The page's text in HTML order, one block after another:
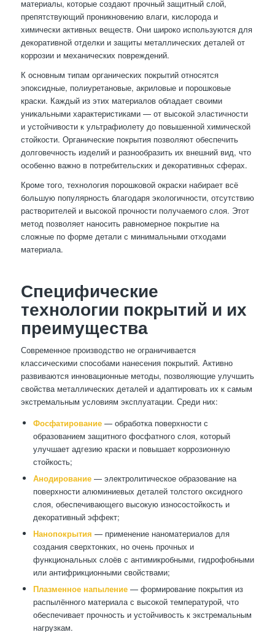
материалы, которые создают прочный защитный слой,
препятствующий проникновению влаги, кислорода и
химически активных веществ. Они широко используются для
декоративной отделки и защиты металлических деталей от
коррозии и механических повреждений.
К основным типам органических покрытий относятся
эпоксидные, полиуретановые, акриловые и порошковые
краски. Каждый из этих материалов обладает своими
уникальными характеристиками — от высокой эластичности
и устойчивости к ультрафиолету до повышенной химической
стойкости. Органические покрытия позволяют обеспечить
долговечность изделий и разнообразить их внешний вид, что
особенно важно в потребительских и декоративных сферах.
Кроме того, технология порошковой окраски набирает всё
большую популярность благодаря экологичности, отсутствию
растворителей и высокой прочности получаемого слоя. Этот
метод позволяет наносить равномерное покрытие на
сложные по форме детали с минимальными отходами
материала.
Специфические
технологии покрытий и их
преимущества
Современное производство не ограничивается
классическими способами нанесения покрытий. Активно
развиваются инновационные методы, позволяющие улучшить
свойства металлических деталей и адаптировать их к самым
экстремальным условиям эксплуатации. Среди них:
Фосфатирование— обработка поверхности с
образованием защитного фосфатного слоя, который
улучшает адгезию краски и повышает коррозионную
стойкость;
Анодирование— электролитическое образование на
поверхности алюминиевых деталей толстого оксидного
слоя, обеспечивающего высокую износостойкость и
декоративный эффект;
Нанопокрытия — применение наноматериалов для
создания сверхтонких, но очень прочных и
функциональных слоёв с антимикробными, гидрофобными
или антифрикционными свойствами;
Плазменное напыление— формирование покрытия из
распылённого материала с высокой температурой, что
обеспечивает прочность и устойчивость к экстремальным
нагрузкам.